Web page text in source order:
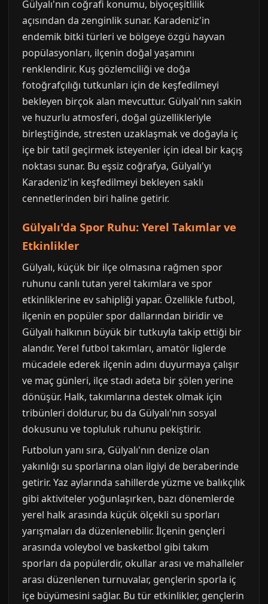
Gülyalı'nın coğrafi konumu, biyoçeşitlilik
açısından da zenginlik sunar. Karadeniz'in
endemik bitki türleri ve bölgeye özgü hayvan
popülasyonları, ilçenin doğal yaşamını
renklendirir. Kuş gözlemciliği ve doğa
fotoğrafçılığı tutkunları için de keşfedilmeyi
bekleyen birçok alan mevcuttur. Gülyalı'nın sakin
ve huzurlu atmosferi, doğal güzellikleriyle
birleştiğinde, stresten uzaklaşmak ve doğayla iç
içe bir tatil geçirmek isteyenler için ideal bir kaçış
noktası sunar. Bu eşsiz coğrafya, Gülyalı'yı
Karadeniz'in keşfedilmeyi bekleyen saklı
cennetlerinden biri haline getirir.
Gülyalı'da Spor Ruhu: Yerel Takımlar ve
Etkinlikler
Gülyalı, küçük bir ilçe olmasına rağmen spor
ruhunu canlı tutan yerel takımlara ve spor
etkinliklerine ev sahipliği yapar. Özellikle futbol,
ilçenin en popüler spor dallarından biridir ve
Gülyalı halkının büyük bir tutkuyla takip ettiği bir
alandır. Yerel futbol takımları, amatör liglerde
mücadele ederek ilçenin adını duyurmaya çalışır
ve maç günleri, ilçe stadı adeta bir şölen yerine
dönüşür. Halk, takımlarına destek olmak için
tribünleri doldurur, bu da Gülyalı'nın sosyal
dokusunu ve topluluk ruhunu pekiştirir.
Futbolun yanı sıra, Gülyalı'nın denize olan
yakınlığı su sporlarına olan ilgiyi de beraberinde
getirir. Yaz aylarında sahillerde yüzme ve balıkçılık
gibi aktiviteler yoğunlaşırken, bazı dönemlerde
yerel halk arasında küçük ölçekli su sporları
yarışmaları da düzenlenebilir. İlçenin gençleri
arasında voleybol ve basketbol gibi takım
sporları da popülerdir, okullar arası ve mahalleler
arası düzenlenen turnuvalar, gençlerin sporla iç
içe büyümesini sağlar. Bu tür etkinlikler, gençlerin